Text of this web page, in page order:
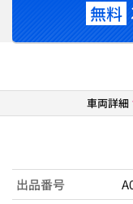
無料
車両詳細
出品番号